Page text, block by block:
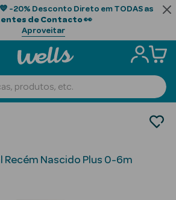
-20% Desconto Direto em TODAS as
de Contacto👀
Aproveitar
Recém Nascido Plus 0-6m